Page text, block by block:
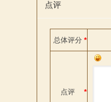
点评
*
总体评分
*
点评